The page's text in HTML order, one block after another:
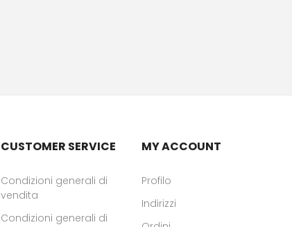
CUSTOMER SERVICE
Condizioni generali di
vendita
Condizioni generali di
MY ACCOUNT
Profilo
Indirizzi